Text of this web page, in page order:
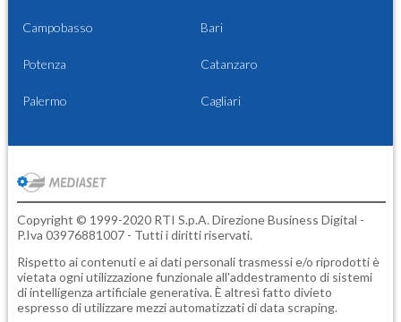
Campobasso Bari
Potenza Catanzaro
Palermo Cagliari
Copyright © 1999-2020 RTI S.p.A. Direzione Business Digital -
P.Iva 03976881007 - Tutti i diritti riservati.
Rispetto ai contenuti e ai dati personali trasmessi e/o riprodotti è
vietata ogni utilizzazione funzionale all'addestramento di sistemi
di intelligenza artificiale generativa. È altresì fatto divieto
espresso di utilizzare mezzi automatizzati di data scraping.